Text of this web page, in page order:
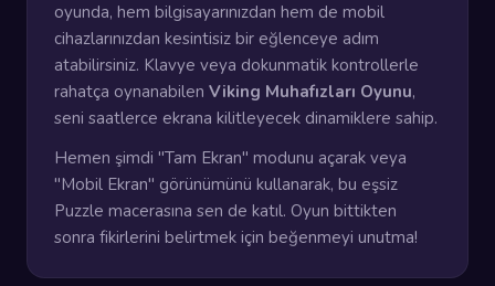
oyunda, hem bilgisayarınızdan hem de mobil
cihazlarınızdan kesintisiz bir eğlenceye adım
atabilirsiniz. Klavye veya dokunmatik kontrollerle
rahatça oynanabilen Viking Muhafızları Oyunu,
seni saatlerce ekrana kilitleyecek dinamiklere sahip.
Hemen şimdi "Tam Ekran" modunu açarak veya
"Mobil Ekran" görünümünü kullanarak, bu eşsiz
Puzzle macerasına sen de katıl. Oyun bittikten
sonra fikirlerini belirtmek için beğenmeyi unutma!